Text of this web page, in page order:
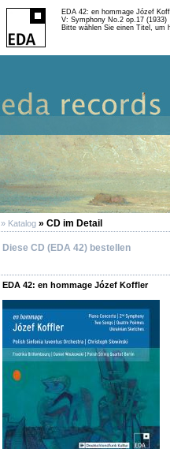
EDA 42: en hommage Józef
V: Symphony No.2 op.17 (1933)
Bitte wählen Sie einen Titel, um
» Katalog » CD im Detail
Diese CD (EDA 42) bestellen
EDA 42: en hommage Józef Koffler